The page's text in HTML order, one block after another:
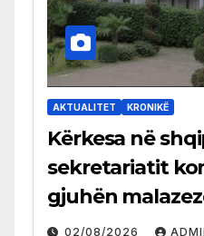
AKTUALITET KRONIKË
Kërkesa në
sekretariatit
gjuhën
02/08/2026